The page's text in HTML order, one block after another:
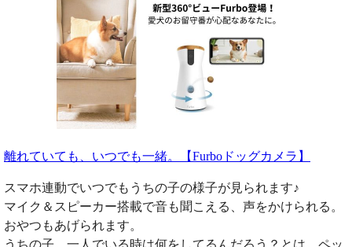
離れていても、いつでも一緒。【Furboドッグカメラ】
スマホ連動でいつでもうちの子の様子が見られます♪
マイク＆スピーカー搭載で音も聞こえる、声をかけられる。
おやつもあげられます。